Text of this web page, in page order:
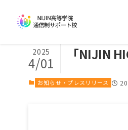
「NIJIN
2025
4/01
お知らせ・プレスリリース